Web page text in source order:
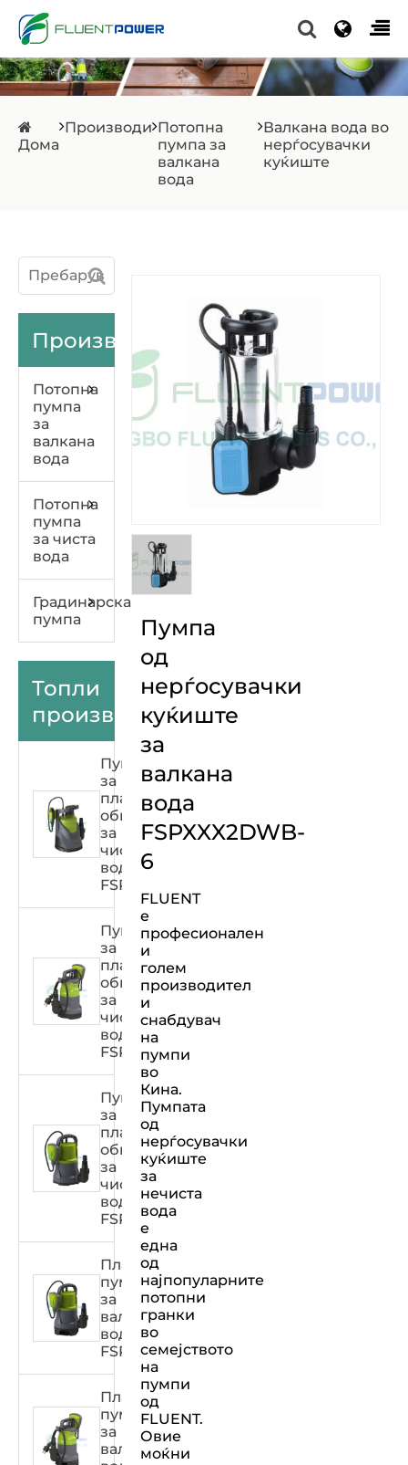
Дома
Производи Потопна
пумпа за
валкана
вода
Валкана вода во
нерѓосувачки
куќиште
Производи
Потопна
пумпа
за
валкана
вода
Потопна
пумпа
за чиста
вода
Градинарска
пумпа
Топли
производи
Пумпа
за
пластична
обвивка
за
чиста
вода
FSPXXX33C
Пумпа
за
пластична
обвивка
за
чиста
вода
FSPXXX32C
Пумпа
за
пластична
обвивка
за
чиста
вода
FSPXXX31C
Пластична
пумпа
за
валкана
вода
FSPXXX31DW
Пластична
пумпа
за
валкана
Пумпа
од
нерѓосувачки
куќиште
за
валкана
вода
FSPXXX2DWB-
6
FLUENT
е
професионален
и
голем
производител
и
снабдувач
на
пумпи
во
Кина.
Пумпата
од
нерѓосувачки
куќиште
за
нечиста
вода
е
една
од
најпопуларните
потопни
гранки
во
семејството
на
пумпи
од
FLUENT.
Овие
моќни